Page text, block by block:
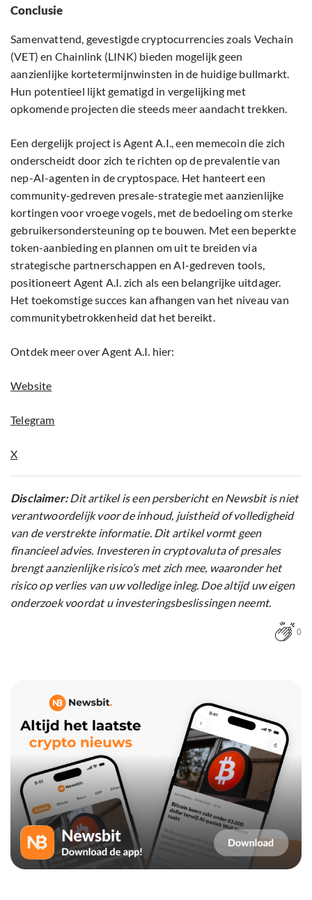
Conclusie
Samenvattend, gevestigde cryptocurrencies zoals Vechain
(VET) en Chainlink (LINK) bieden mogelijk geen
aanzienlijke kortetermijnwinsten in de huidige bullmarkt.
Hun potentieel lijkt gematigd in vergelijking met
opkomende projecten die steeds meer aandacht trekken.
Een dergelijk project is Agent A.I., een memecoin die zich
onderscheidt door zich te richten op de prevalentie van
nep-AI-agenten in de cryptospace. Het hanteert een
community-gedreven presale-strategie met aanzienlijke
kortingen voor vroege vogels, met de bedoeling om sterke
gebruikersondersteuning op te bouwen. Met een beperkte
token-aanbieding en plannen om uit te breiden via
strategische partnerschappen en AI-gedreven tools,
positioneert Agent A.I. zich als een belangrijke uitdager.
Het toekomstige succes kan afhangen van het niveau van
communitybetrokkenheid dat het bereikt.
Ontdek meer over Agent A.I. hier:
Website
Telegram
X
Disclaimer:Dit artikel is een persbericht en Newsbit is niet
verantwoordelijk voor de inhoud, juistheid of volledigheid
van de verstrekte informatie. Dit artikel vormt geen
financieel advies. Investeren in cryptovaluta of presales
brengt aanzienlijke risico’s met zich mee, waaronder het
risico op verlies van uw volledige inleg. Doe altijd uw eigen
onderzoek voordat u investeringsbeslissingen neemt.
0